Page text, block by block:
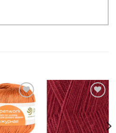
Добавить в
избранное.
Добавить в
избранное.